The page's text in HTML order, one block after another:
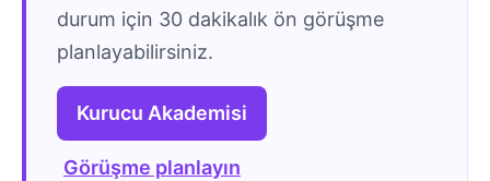
durum için 30 dakikalık ön görüşme
planlayabilirsiniz.
Kurucu Akademisi
Görüşme planlayın